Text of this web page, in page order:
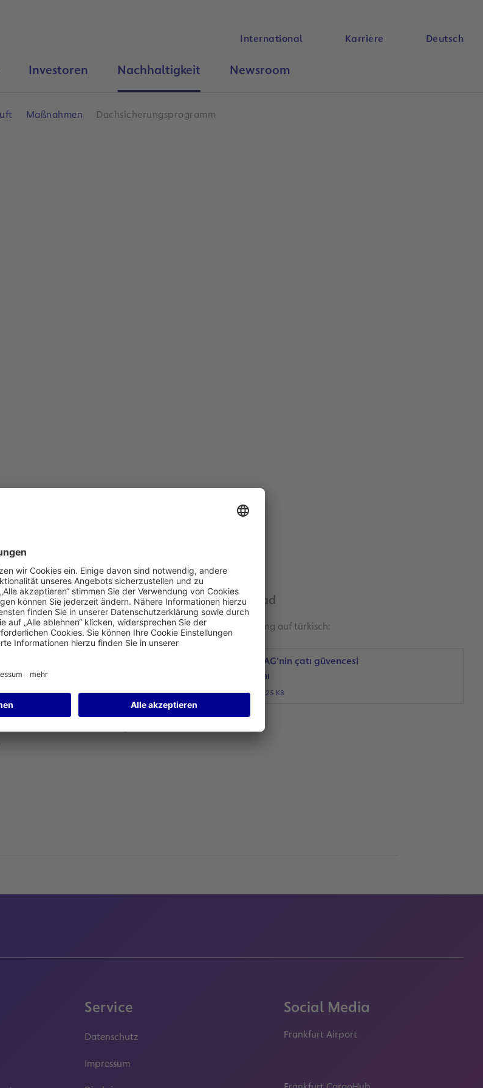
International Karriere Deutsch
Investoren Nachhaltigkeit Newsroom
Maßnahmen Dachsicherungsprogramm
erzeugte so genannte
Dachziegel lösen
Fraport ein Vorsorgeprogramm zur
kostenfrei und der Fraport AG als
E-Mail an
sind für Sie da und organisieren alle
bieten wir auf Anfrage zudem die
Download
Ausarbeitung auf türkisch:
Fraport AG’nin çatı güvencesi
programı
PDF, 125 KB
Service
Datenschutz
Impressum
Social Media
Frankfurt Airport